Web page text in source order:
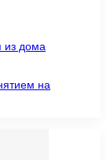
из дома
на